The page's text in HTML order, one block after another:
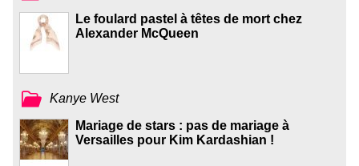
Le foulard pastel à têtes de mort chez
Alexander McQueen
Kanye West
Mariage de stars : pas de mariage à
Versailles pour Kim Kardashian !